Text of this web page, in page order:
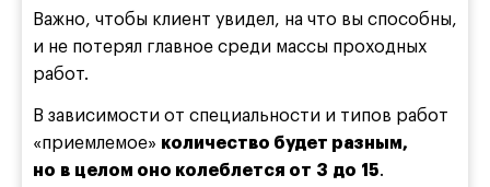
Важно, чтобы клиент увидел, на что вы способны,
и не потерял главное среди массы проходных
работ.
В зависимости от специальности и типов работ
«приемлемое» количество будет разным,
но в целом оно колеблется от 3 до 15.